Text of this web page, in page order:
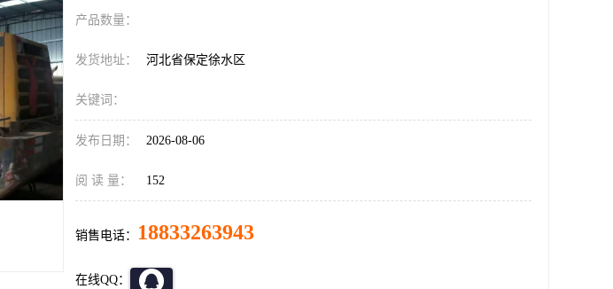
产品数量：
发货地址： 河北省保定徐水区
关键词：
发布日期： 2026-08-06
阅 读 量： 152
销售电话： 18833263943
在线QQ：